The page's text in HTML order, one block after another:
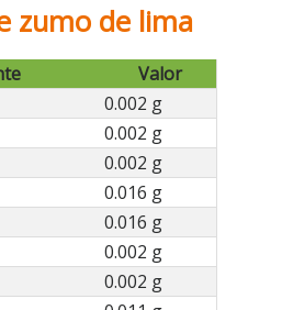
zumo de lima
Valor
0.002 g
0.002 g
0.002 g
0.016 g
0.016 g
0.002 g
0.002 g